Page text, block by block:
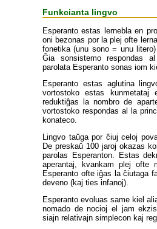
Funkcianta lingvo
Esperanto estas lernebla en
oni bezonas por la plej ofte
fonetika (unu sono = unu
Ĝia sonsistemo respondas
parolata Esperanto sonas iom
Esperanto estas aglutina
vortostoko estas kunmetataj
reduktiĝas la nombro de
vortostoko respondas al la
konateco.
Lingvo taŭga por ĉiuj celoj
De preskaŭ 100 jaroj okazas
parolas Esperanton. Estas
aperantaj, kvankam plej ofte
Esperanto ofte iĝas la ĉiutaga
deveno (kaj ties infanoj).
Esperanto evoluas same kiel
nomado de nocioj el jam
siajn relativajn simplecon kaj